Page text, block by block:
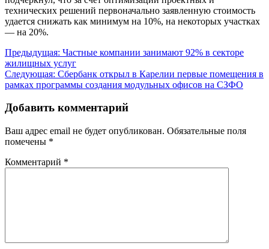
технических решений первоначально заявленную стоимость
удается снижать как минимум на 10%, на некоторых участках
— на 20%.
Навигация
по
записям
Предыдущая: Частные компании занимают 92% в секторе
жилищных услуг
Следующая: Сбербанк открыл в Карелии первые помещения в
рамках программы создания модульных офисов на СЗФО
Добавить комментарий
Ваш адрес email не будет опубликован. Обязательные поля
помечены *
Комментарий *